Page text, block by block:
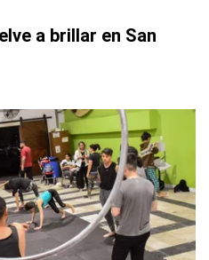
a brillar en San